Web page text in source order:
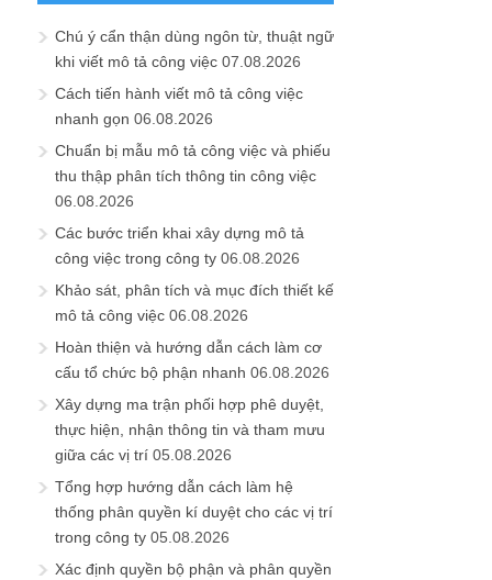
Chú ý cẩn thận dùng ngôn từ, thuật ngữ
khi viết mô tả công việc 07.08.2026
Cách tiến hành viết mô tả công việc
nhanh gọn 06.08.2026
Chuẩn bị mẫu mô tả công việc và phiếu
thu thập phân tích thông tin công việc
06.08.2026
Các bước triển khai xây dựng mô tả
công việc trong công ty 06.08.2026
Khảo sát, phân tích và mục đích thiết kế
mô tả công việc 06.08.2026
Hoàn thiện và hướng dẫn cách làm cơ
cấu tổ chức bộ phận nhanh 06.08.2026
Xây dựng ma trận phối hợp phê duyệt,
thực hiện, nhận thông tin và tham mưu
giữa các vị trí 05.08.2026
Tổng hợp hướng dẫn cách làm hệ
thống phân quyền kí duyệt cho các vị trí
trong công ty 05.08.2026
Xác định quyền bộ phận và phân quyền